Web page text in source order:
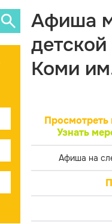
Афиша
Коми
Просмотреть
Узнать
Афиша на